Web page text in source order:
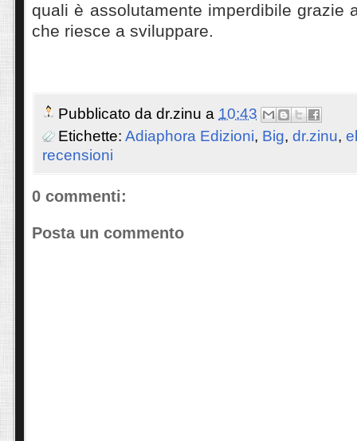
quali è assolutamente imperdibile grazie
che riesce a sviluppare.
Pubblicato da dr.zinu a 10:43
Etichette: Adiaphora Edizioni, Big, dr.zinu,
recensioni
0 commenti:
Posta un commento